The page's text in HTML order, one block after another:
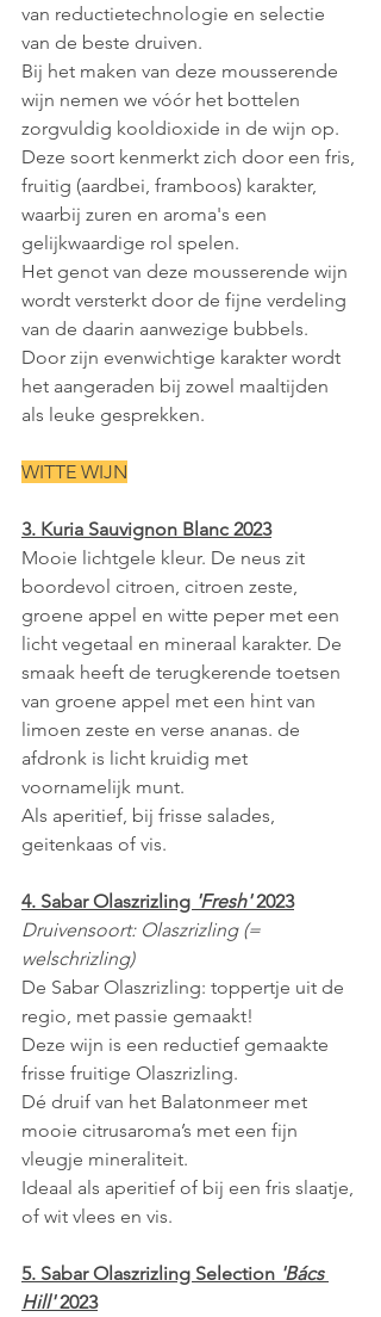
van reductietechnologie en selectie
van de beste druiven.
Bij het maken van deze mousserende
wijn nemen we vóór het bottelen
zorgvuldig kooldioxide in de wijn op.
Deze soort kenmerkt zich door een fris,
fruitig (aardbei, framboos) karakter,
waarbij zuren en aroma's een
gelijkwaardige rol spelen.
Het genot van deze mousserende wijn
wordt versterkt door de fijne verdeling
van de daarin aanwezige bubbels.
Door zijn evenwichtige karakter wordt
het aangeraden bij zowel maaltijden
als leuke gesprekken.
WITTE WIJN
3. Kuria Sauvignon Blanc 2023
Mooie lichtgele kleur. De neus zit
boordevol citroen, citroen zeste,
groene appel en witte peper met een
licht vegetaal en mineraal karakter. De
smaak heeft de terugkerende toetsen
van groene appel met een hint van
limoen zeste en verse ananas. de
afdronk is licht kruidig met
voornamelijk munt.
Als aperitief, bij frisse salades,
geitenkaas of vis.
4. Sabar Olaszrizling 'Fresh' 2023
Druivensoort: Olaszrizling (=
welschrizling)
De Sabar Olaszrizling: toppertje uit de
regio, met passie gemaakt!
Deze wijn is een reductief gemaakte
frisse fruitige Olaszrizling.
Dé druif van het Balatonmeer met
mooie citrusaroma’s met een fijn
vleugje mineraliteit.
Ideaal als aperitief of bij een fris slaatje,
of wit vlees en vis.
5. Sabar Olaszrizling Selection 'Bács
Hill' 2023